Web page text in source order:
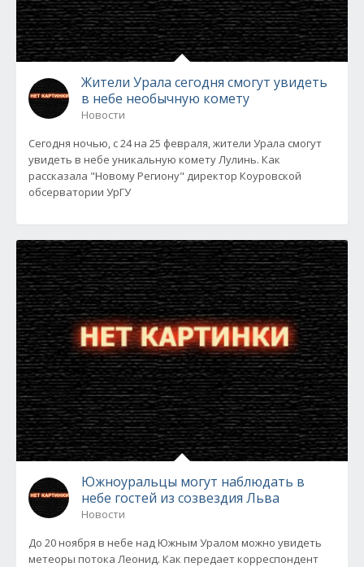
Жители Урала сегодня смогут увидеть
в небе необычную комету
Новости
Сегодня ночью, с 24 на 25 февраля, жители Урала смогут
увидеть в небе уникальную комету Лулинь. Как
рассказала "Новому Региону" директор Коуровской
обсерватории УрГУ
Южноуральцы могут наблюдать в
небе гостей из созвездия Льва
Новости
До 20 ноября в небе над Южным Уралом можно увидеть
метеоры потока Леонид. Как передает корреспондент